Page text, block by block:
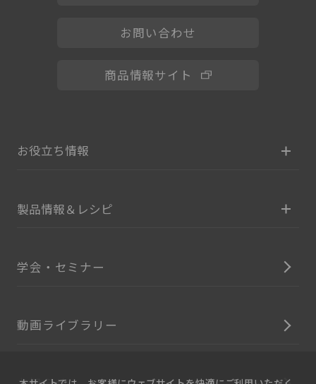
お問い合わせ
商品情報サイト
お役立ち情報
製品情報＆レシピ
学会・セミナー
動画ライブラリー